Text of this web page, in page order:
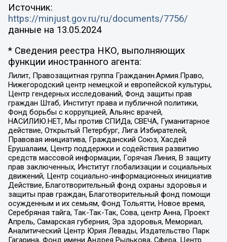
Источник:
https://minjust.gov.ru/ru/documents/7756/
данные на 13.05.2024
* Сведения реестра НКО, выполняющих
функции иностранного агента:
Лилит, Правозащитная группа Гражданин.Армия.Право,
Нижегородский центр немецкой и европейской культуры,
Центр гендерных исследований, Фонд защиты прав
граждан Штаб, Институт права и публичной политики,
Фонд борьбы с коррупцией, Альянс врачей,
НАСИЛИЮ.НЕТ, Мы против СПИДа, СВЕЧА, Гуманитарное
действие, Открытый Петербург, Лига Избирателей,
Правовая инициатива, Гражданский Союз, Хасдей
Ерушалаим, Центр поддержки и содействия развитию
средств массовой информации, Горячая Линия, В защиту
прав заключенных, Институт глобализации и социальных
движений, Центр социально-информационных инициатив
Действие, Благотворительный фонд охраны здоровья и
защиты прав граждан, Благотворительный фонд помощи
осужденным и их семьям, Фонд Тольятти, Новое время,
Серебряная тайга, Так-Так-Так, Сова, центр Анна, Проект
Апрель, Самарская губерния, Эра здоровья, Мемориал,
Аналитический Центр Юрия Левады, Издательство Парк
Гагарина, Фонд имени Андрея Рылькова, Сфера, Центр